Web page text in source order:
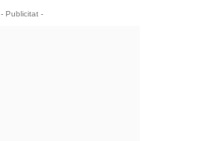
- Publicitat -